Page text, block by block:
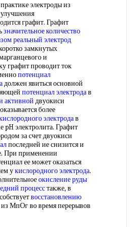
электроды из
графит. Графит
значительное количество
реальный электрод
замкнутых
и
графит проводит ток
потенциал
должен явиться основной
потенциал электродав
активной двуокиси
более
электродав
pH электролита. Графит
за счет двуокиси
последней ие снизится и
При применении
ее может оказаться
укислородного электрода.
окисление руды
процесстакже, в
восстановлению
из МпОг во время перерывов